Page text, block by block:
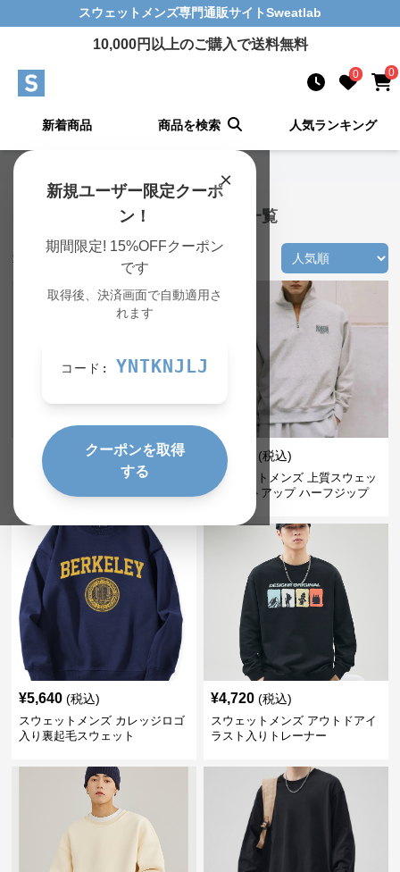
スウェットメンズ専門通販サイトSweatlab
10,000円以上のご購入で送料無料
0 0
新着商品 商品を検索 人気ランキング
×
新規ユーザー限定クーポ
ン！
期間限定! 15%OFFクーポン
です
取得後、決済画面で自動適用さ
れます
コード: YNTKNJLJ
クーポンを取得
する
Sweatlab TOP
グリーン スウェットメンズ 商品一覧
196 件の商品が見つかりました
3,420 (税込)
スウェットメンズ 半袖フード付
き快適セットアップ
7,740 (税込)
スウェットメンズ 上質スウェッ
ト セットアップ ハーフジップ
¥5,640 (税込)
スウェットメンズ カレッジロゴ
入り裏起毛スウェット
¥4,720 (税込)
スウェットメンズ アウトドアイ
ラスト入りトレーナー